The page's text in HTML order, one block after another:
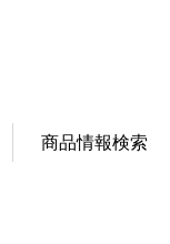
商品情報検索